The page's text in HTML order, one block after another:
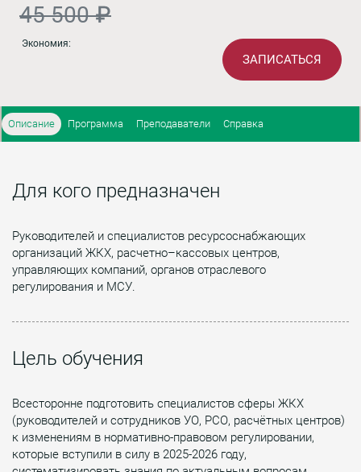
45 500 ₽
Экономия:
ЗАПИСАТЬСЯ
Описание Программа Преподаватели Справка
Для кого предназначен
Руководителей и специалистов ресурсоснабжающих
организаций ЖКХ, расчетно–кассовых центров,
управляющих компаний, органов отраслевого
регулирования и МСУ.
Цель обучения
Всесторонне подготовить специалистов сферы ЖКХ
(руководителей и сотрудников УО, РСО, расчётных центров)
к изменениям в нормативно-правовом регулировании,
которые вступили в силу в 2025-2026 году,